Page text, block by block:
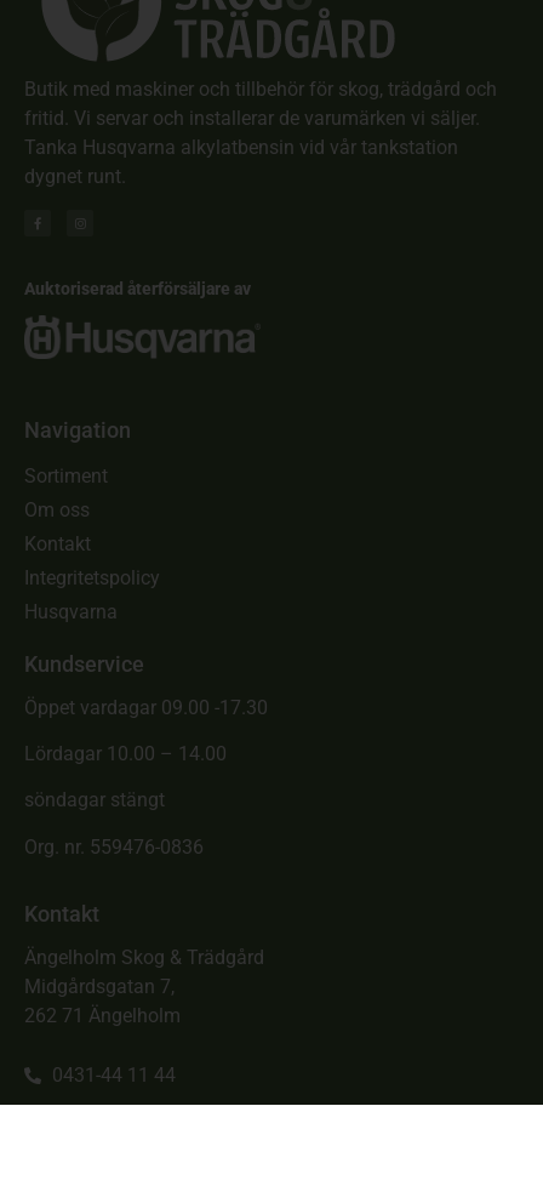
Butik med maskiner och tillbehör för skog, trädgård och
fritid. Vi servar och installerar de varumärken vi säljer.
Tanka Husqvarna alkylatbensin vid vår tankstation
dygnet runt.
Auktoriserad återförsäljare av
Navigation
Sortiment
Om oss
Kontakt
Integritetspolicy
Husqvarna
Kundservice
Öppet vardagar 09.00 -17.30
Lördagar 10.00 – 14.00
söndagar stängt
Org. nr. 559476-0836
Kontakt
Ängelholm Skog & Trädgård
Midgårdsgatan 7,
262 71 Ängelholm
0431-44 11 44